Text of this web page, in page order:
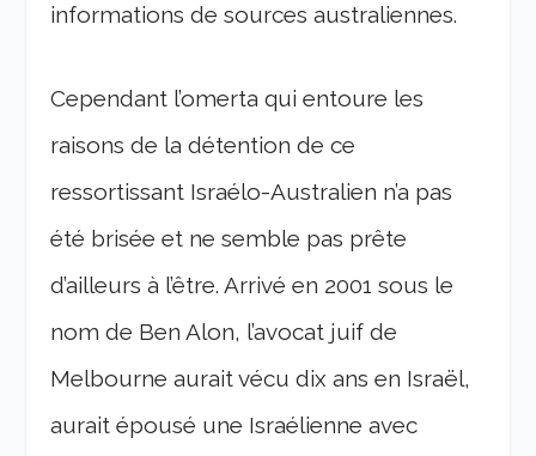
informations de sources australiennes.
Cependant l’omerta qui entoure les
raisons de la détention de ce
ressortissant Israélo-Australien n’a pas
été brisée et ne semble pas prête
d’ailleurs à l’être. Arrivé en 2001 sous le
nom de Ben Alon, l’avocat juif de
Melbourne aurait vécu dix ans en Israël,
aurait épousé une Israélienne avec